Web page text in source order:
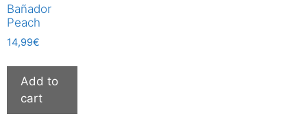
Bañador
Peach
14,99€
Add to
cart